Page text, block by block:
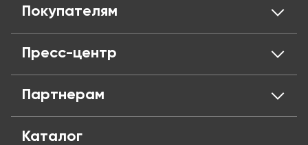
Отзывы
Адреса магазинов
Вакансии
Политика конфиденциальности
Публичная оферта
Покупателям
Оплата и кредит
Обмен и возврат
Частые вопросы
Пресс-центр
Блог
Партнерам
Каталог